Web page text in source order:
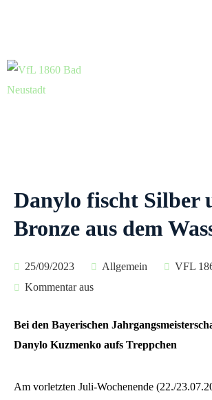
Fussball
Turnen
Leichtathletik
Sportheim
Kontakt
Fanshop
Danylo fischt Silber
Bronze aus dem
25/09/2023 Allgemein
VFL
Kommentar aus
Bei den Bayerischen
Danylo Kuzmenko aufs Treppchen
Am vorletzten Juli-Wochenende (22./